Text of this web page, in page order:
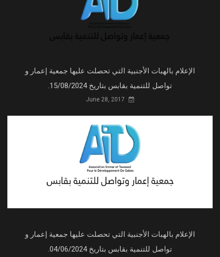
الإعلام بالهبات الأجنبية التي تحصلت عليها جمعية إعمار و
تواصل للتنمية بقابس بتاريخ 15/08/2024.
الإعلام بالهبات الأجنبية التي تحصلت عليها جمعية إعمار و
تواصل للتنمية بقابس بتاريخ 04/06/2024.